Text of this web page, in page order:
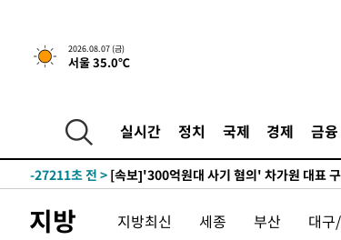
2026.08.07 (금)
서울 35.0℃
실시간 정치 국제 경제 금융
-10297초 전 >[속보] 뉴욕증시, 일제 하락 마감…나스닥
-31361초 전 >
[속보]종합특검, '관저이전 봐주기 감사' 유
-27961초 전 >
-27211초 전 > [속보]'300억원대 사기 혐의' 차가원 대표
-24918초 전 >
[속보]경찰·노동부, HL만도 평택사업장 끼
지방 지방최신 세종 부산 대구